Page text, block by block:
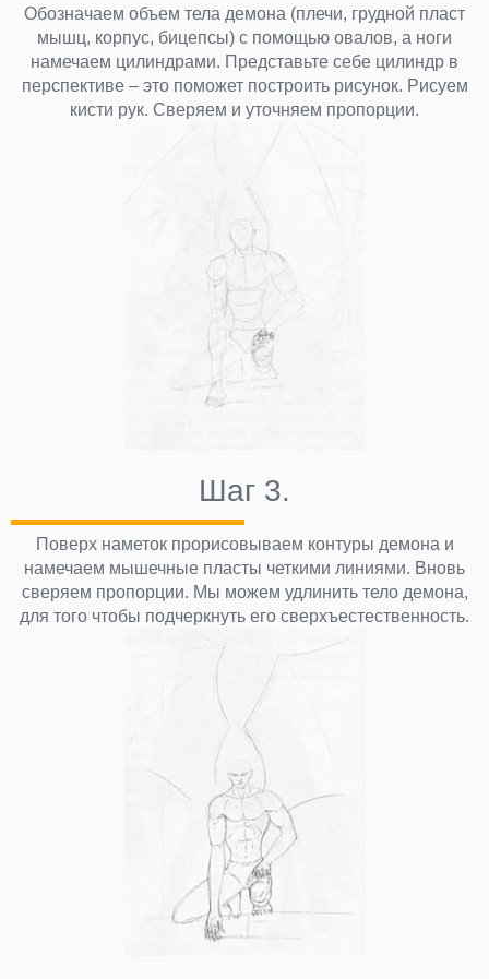
Обозначаем объем тела демона (плечи, грудной пласт
мышц, корпус, бицепсы) с помощью овалов, а ноги
намечаем цилиндрами. Представьте себе цилиндр в
перспективе – это поможет построить рисунок. Рисуем
кисти рук. Сверяем и уточняем пропорции.
Шаг 3.
Поверх наметок прорисовываем контуры демона и
намечаем мышечные пласты четкими линиями. Вновь
сверяем пропорции. Мы можем удлинить тело демона,
для того чтобы подчеркнуть его сверхъестественность.